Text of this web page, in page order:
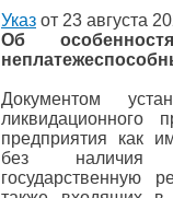
Указ от 23 августа
Об
Документом
ликвидационного
предприятия как
без наличия
государственную